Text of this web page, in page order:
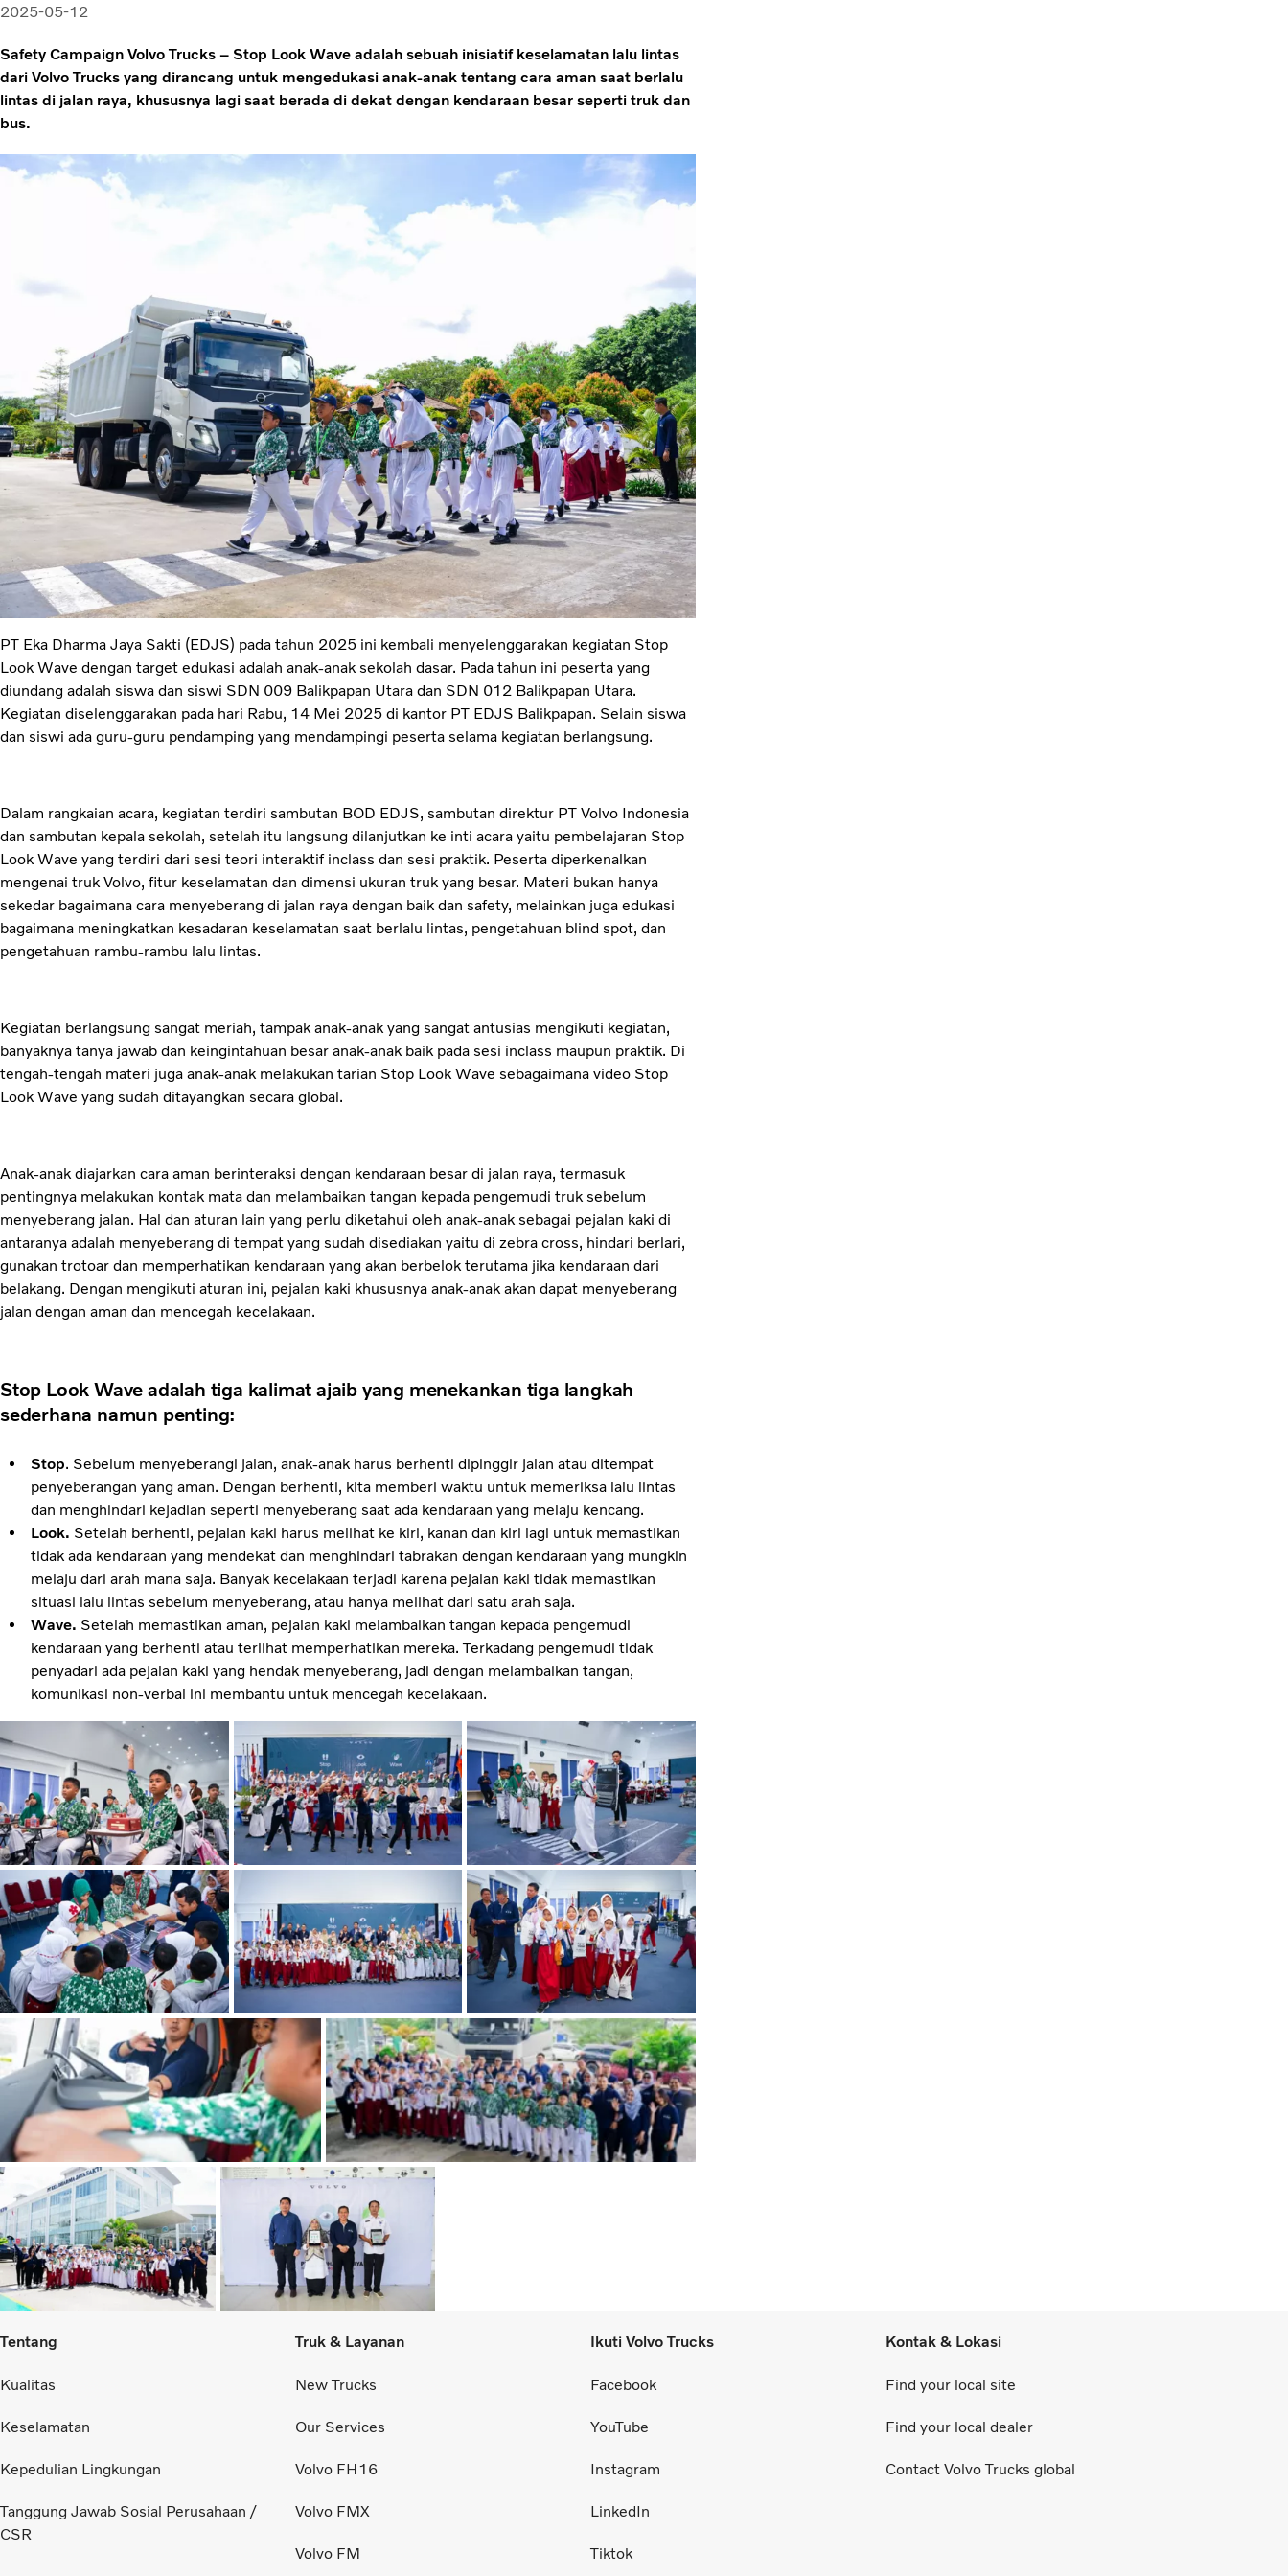
2025-05-12
Safety Campaign Volvo Trucks – Stop Look Wave adalah sebuah inisiatif keselamatan lalu lintas
dari Volvo Trucks yang dirancang untuk mengedukasi anak-anak tentang cara aman saat berlalu
lintas di jalan raya, khususnya lagi saat berada di dekat dengan kendaraan besar seperti truk dan
bus.
PT Eka Dharma Jaya Sakti (EDJS) pada tahun 2025 ini kembali menyelenggarakan kegiatan Stop
Look Wave dengan target edukasi adalah anak-anak sekolah dasar. Pada tahun ini peserta yang
diundang adalah siswa dan siswi SDN 009 Balikpapan Utara dan SDN 012 Balikpapan Utara.
Kegiatan diselenggarakan pada hari Rabu, 14 Mei 2025 di kantor PT EDJS Balikpapan. Selain siswa
dan siswi ada guru-guru pendamping yang mendampingi peserta selama kegiatan berlangsung.
Dalam rangkaian acara, kegiatan terdiri sambutan BOD EDJS, sambutan direktur PT Volvo Indonesia
dan sambutan kepala sekolah, setelah itu langsung dilanjutkan ke inti acara yaitu pembelajaran Stop
Look Wave yang terdiri dari sesi teori interaktif inclass dan sesi praktik. Peserta diperkenalkan
mengenai truk Volvo, fitur keselamatan dan dimensi ukuran truk yang besar. Materi bukan hanya
sekedar bagaimana cara menyeberang di jalan raya dengan baik dan safety, melainkan juga edukasi
bagaimana meningkatkan kesadaran keselamatan saat berlalu lintas, pengetahuan blind spot, dan
pengetahuan rambu-rambu lalu lintas.
Kegiatan berlangsung sangat meriah, tampak anak-anak yang sangat antusias mengikuti kegiatan,
banyaknya tanya jawab dan keingintahuan besar anak-anak baik pada sesi inclass maupun praktik. Di
tengah-tengah materi juga anak-anak melakukan tarian Stop Look Wave sebagaimana video Stop
Look Wave yang sudah ditayangkan secara global.
Anak-anak diajarkan cara aman berinteraksi dengan kendaraan besar di jalan raya, termasuk
pentingnya melakukan kontak mata dan melambaikan tangan kepada pengemudi truk sebelum
menyeberang jalan. Hal dan aturan lain yang perlu diketahui oleh anak-anak sebagai pejalan kaki di
antaranya adalah menyeberang di tempat yang sudah disediakan yaitu di zebra cross, hindari berlari,
gunakan trotoar dan memperhatikan kendaraan yang akan berbelok terutama jika kendaraan dari
belakang. Dengan mengikuti aturan ini, pejalan kaki khususnya anak-anak akan dapat menyeberang
jalan dengan aman dan mencegah kecelakaan.
Stop Look Wave adalah tiga kalimat ajaib yang menekankan tiga langkah
sederhana namun penting:
Stop. Sebelum menyeberangi jalan, anak-anak harus berhenti dipinggir jalan atau ditempat
penyeberangan yang aman. Dengan berhenti, kita memberi waktu untuk memeriksa lalu lintas
dan menghindari kejadian seperti menyeberang saat ada kendaraan yang melaju kencang.
Look. Setelah berhenti, pejalan kaki harus melihat ke kiri, kanan dan kiri lagi untuk memastikan
tidak ada kendaraan yang mendekat dan menghindari tabrakan dengan kendaraan yang mungkin
melaju dari arah mana saja. Banyak kecelakaan terjadi karena pejalan kaki tidak memastikan
situasi lalu lintas sebelum menyeberang, atau hanya melihat dari satu arah saja.
Wave. Setelah memastikan aman, pejalan kaki melambaikan tangan kepada pengemudi
kendaraan yang berhenti atau terlihat memperhatikan mereka. Terkadang pengemudi tidak
penyadari ada pejalan kaki yang hendak menyeberang, jadi dengan melambaikan tangan,
komunikasi non-verbal ini membantu untuk mencegah kecelakaan.
Tentang
Kualitas
Keselamatan
Kepedulian Lingkungan
Tanggung Jawab Sosial Perusahaan /
CSR
Truk & Layanan
New Trucks
Our Services
Volvo FH16
Volvo FMX
Volvo FM
Ikuti Volvo Trucks
Facebook
YouTube
Instagram
LinkedIn
Tiktok
Kontak & Lokasi
Find your local site
Find your local dealer
Contact Volvo Trucks global